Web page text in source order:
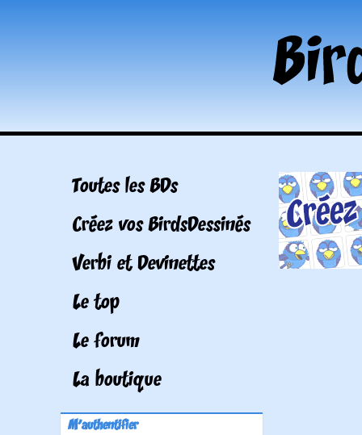
Toutes les BDs
Créez vos BirdsDessinés
Verbi et Devinettes
Le top
Le forum
La boutique
M'authentifier